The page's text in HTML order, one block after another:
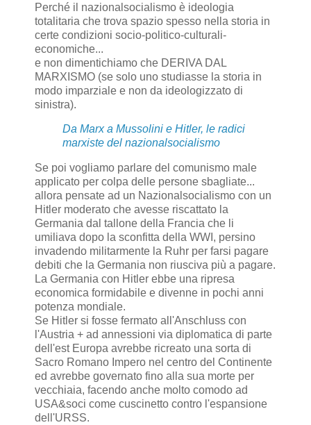
Perché il nazionalsocialismo è ideologia
totalitaria che trova spazio spesso nella storia in
certe condizioni socio-politico-culturali-
economiche...
e non dimentichiamo che DERIVA DAL
MARXISMO (se solo uno studiasse la storia in
modo imparziale e non da ideologizzato di
sinistra).
Da Marx a Mussolini e Hitler, le radici
marxiste del nazionalsocialismo
Se poi vogliamo parlare del comunismo male
applicato per colpa delle persone sbagliate...
allora pensate ad un Nazionalsocialismo con un
Hitler moderato che avesse riscattato la
Germania dal tallone della Francia che li
umiliava dopo la sconfitta della WWI, persino
invadendo militarmente la Ruhr per farsi pagare
debiti che la Germania non riusciva più a pagare.
La Germania con Hitler ebbe una ripresa
economica formidabile e divenne in pochi anni
potenza mondiale.
Se Hitler si fosse fermato all'Anschluss con
l'Austria + ad annessioni via diplomatica di parte
dell'est Europa avrebbe ricreato una sorta di
Sacro Romano Impero nel centro del Continente
ed avrebbe governato fino alla sua morte per
vecchiaia, facendo anche molto comodo ad
USA&soci come cuscinetto contro l'espansione
dell'URSS.